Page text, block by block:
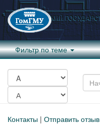
Фильтр по теме
Контакты | Отправить отзыв